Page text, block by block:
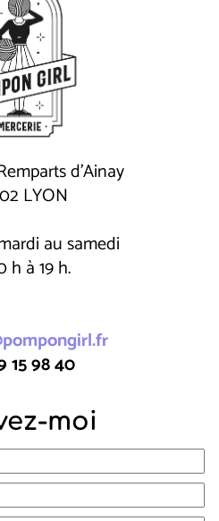
d'Ainay
LYON
au samedi
h à 19 h.
15 98 40
moi